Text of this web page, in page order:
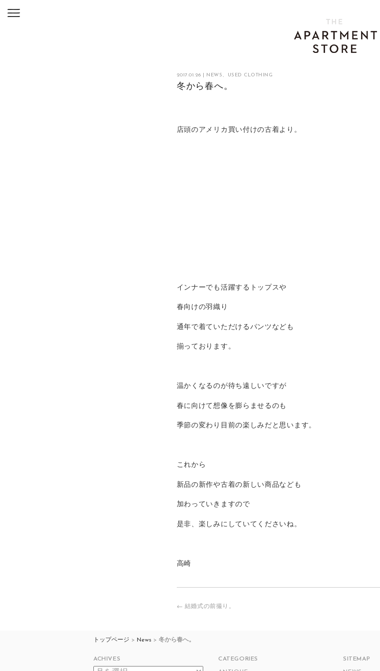
2017.01.26 NEWS、 USED CLOTHING
冬から春へ。
店頭のアメリカ買い付けの古着より。
インナーでも活躍するトップスや
春向けの羽織り
通年で着ていただけるパンツなども
揃っております。
温かくなるのが待ち遠しいですが
春に向けて想像を膨らませるのも
季節の変わり目前の楽しみだと思います。
これから
新品の新作や古着の新しい商品なども
加わっていきますので
是非、楽しみにしていてくださいね。
高崎
投
ビ
ー
← 結婚式の前撮り。
トップページ > News > 冬から春へ。
ACHIVES
ACHIVES
CATEGORIES SITEMAP